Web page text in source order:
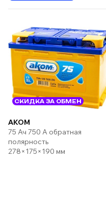
СКИДКА ЗА ОБМЕН
AKOM
75 Ач 750 А обратная
полярность
278×175×190 мм